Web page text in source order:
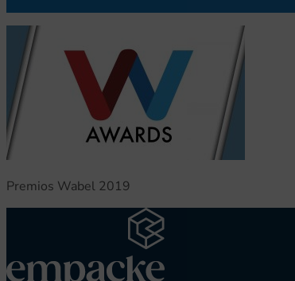
Premios Wabel 2019